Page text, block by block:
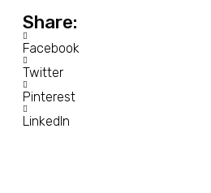
Share:
Facebook
Twitter
Pinterest
LinkedIn